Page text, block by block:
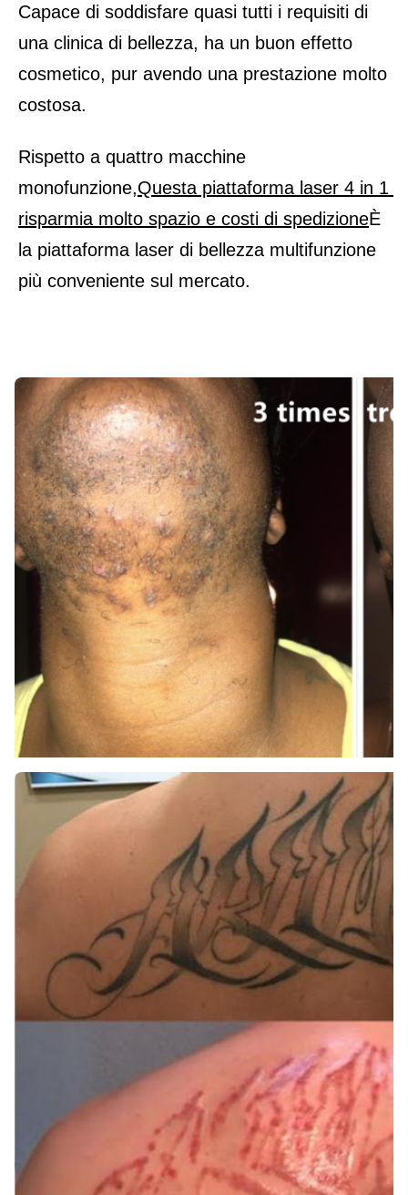
Capace di soddisfare quasi tutti i requisiti di
una clinica di bellezza, ha un buon effetto
cosmetico, pur avendo una prestazione molto
costosa.
Rispetto a quattro macchine
monofunzione,Questa piattaforma laser 4 in 1
risparmia molto spazio e costi di spedizioneÈ
la piattaforma laser di bellezza multifunzione
più conveniente sul mercato.